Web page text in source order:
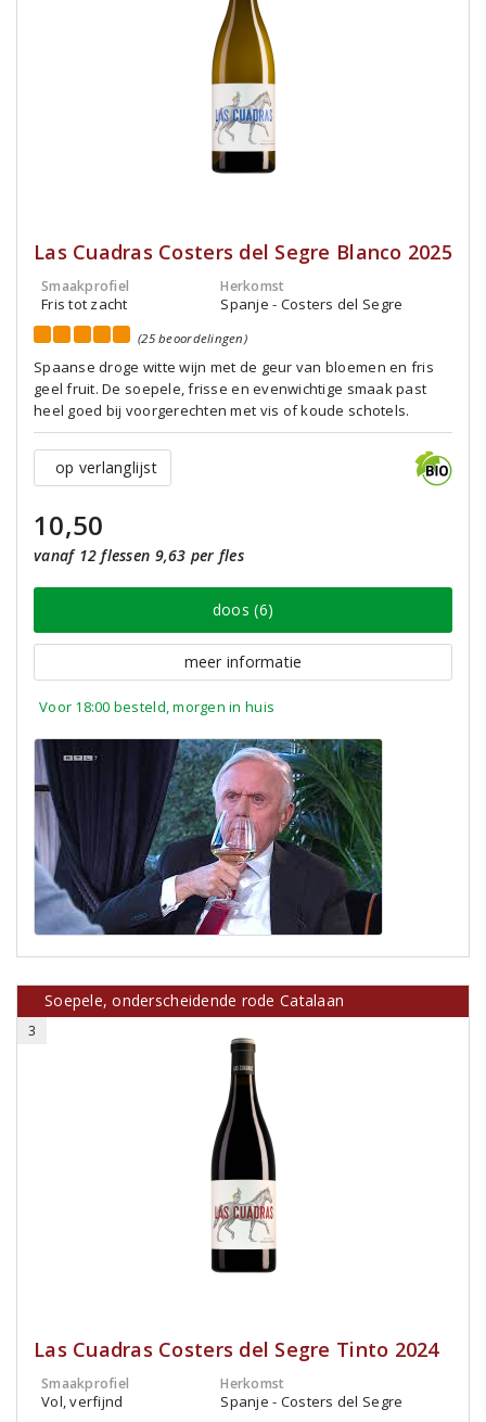
Las Cuadras Costers del Segre Blanco 2025
Smaakprofiel
Fris tot zacht
Herkomst
Spanje - Costers del Segre
(25 beoordelingen)
Spaanse droge witte wijn met de geur van bloemen en fris
geel fruit. De soepele, frisse en evenwichtige smaak past
heel goed bij voorgerechten met vis of koude schotels.
op verlanglijst
10,50
vanaf 12 flessen 9,63 per fles
doos (6)
meer informatie
Voor 18:00 besteld, morgen in huis
Soepele, onderscheidende rode Catalaan
3
Las Cuadras Costers del Segre Tinto 2024
Smaakprofiel
Vol, verfijnd
Herkomst
Spanje - Costers del Segre